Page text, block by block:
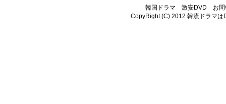
韓国ドラマ 激安DVD
お
CopyRight (C) 2012韓流ドラマは